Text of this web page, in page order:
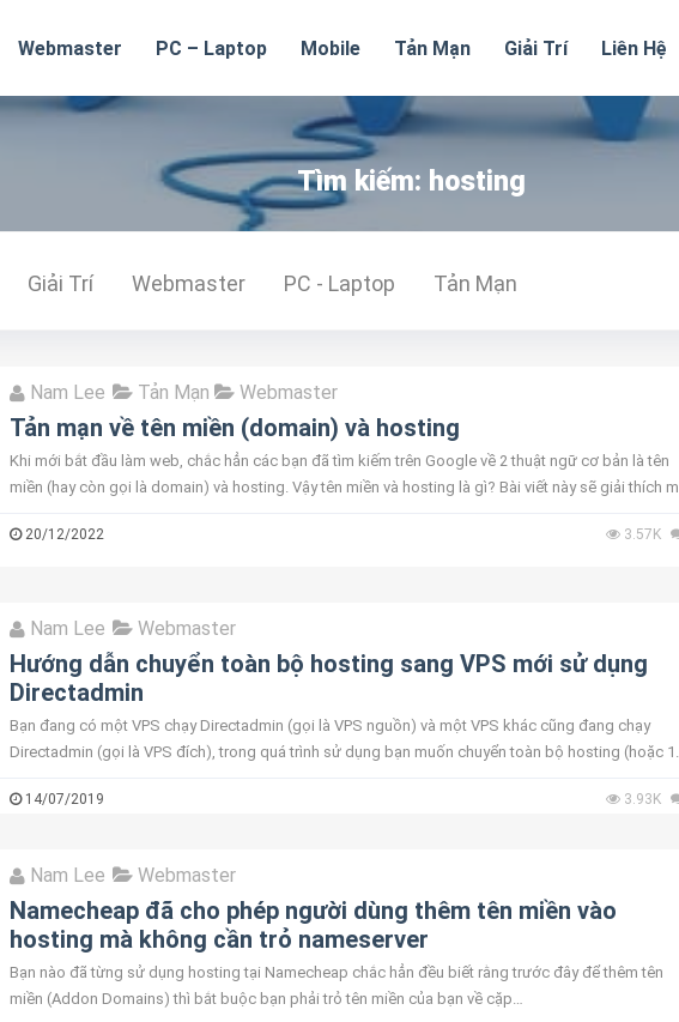
Webmaster PC – Laptop Mobile Tản Mạn Giải Trí Liên Hệ
Tìm kiếm: hosting
Giải Trí Webmaster PC - Laptop Tản Mạn
Nam Lee Tản Mạn Webmaster
Tản mạn về tên miền (domain) và hosting
Khi mới bắt đầu làm web, chắc hẳn các bạn đã tìm kiếm trên Google về 2 thuật ngữ cơ bản là tên
miền (hay còn gọi là domain) và hosting. Vậy tên miền và hosting là gì? Bài viết này sẽ giải thích
20/12/2022 3.57K
Nam Lee Webmaster
Hướng dẫn chuyển toàn bộ hosting sang VPS mới sử dụng
Directadmin
Bạn đang có một VPS chạy Directadmin (gọi là VPS nguồn) và một VPS khác cũng đang chạy
Directadmin (gọi là VPS đích), trong quá trình sử dụng bạn muốn chuyển toàn bộ hosting (hoặc 1
14/07/2019 3.93K
Nam Lee Webmaster
Namecheap đã cho phép người dùng thêm tên miền vào
hosting mà không cần trỏ nameserver
Bạn nào đã từng sử dụng hosting tại Namecheap chắc hẳn đều biết rằng trước đây để thêm tên
miền (Addon Domains) thì bắt buộc bạn phải trỏ tên miền của bạn về cặp